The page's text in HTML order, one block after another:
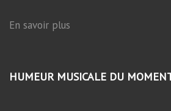
En savoir plus
HUMEUR MUSICALE DU